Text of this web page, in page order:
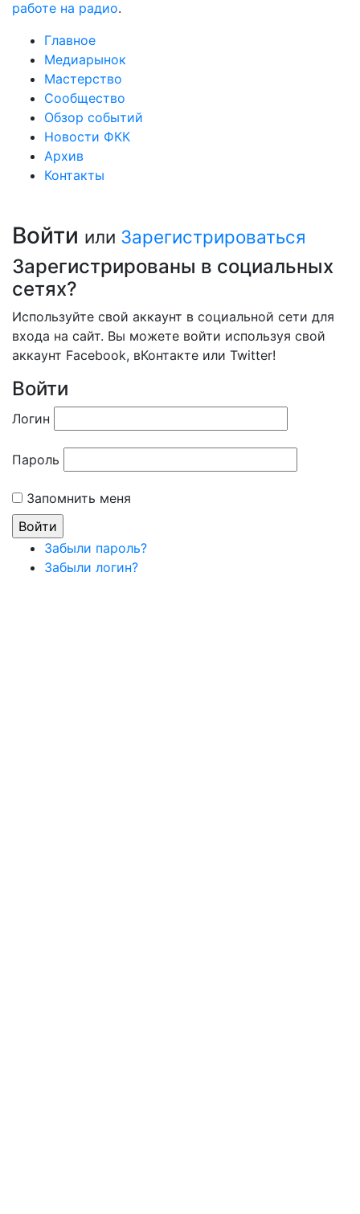
работе на радио.
Главное
Медиарынок
Мастерство
Сообщество
Обзор событий
Новости ФКК
Архив
Контакты
Войти или Зарегистрироваться
Зарегистрированы в социальных
сетях?
Используйте свой аккаунт в социальной сети для
входа на сайт. Вы можете войти используя свой
аккаунт Facebook, вКонтакте или Twitter!
Войти
Логин
Пароль
Запомнить меня
Забыли пароль?
Забыли логин?